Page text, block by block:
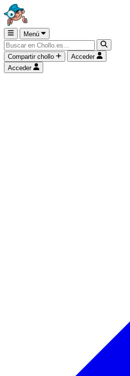
Menú
Compartir chollo
Acceder
Acceder